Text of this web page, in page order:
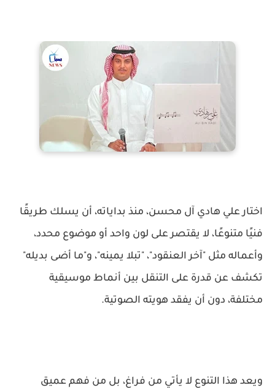
اختار علي هادي آل محسن، منذ بداياته، أن يسلك طريقًا
فنيًا متنوعًا، لا يقتصر على لون واحد أو موضوع محدد،
وأعماله مثل "آخر العنقود"، "تبلا يمينه"، و"ما أضى بديله"
تكشف عن قدرة على التنقل بين أنماط موسيقية
مختلفة، دون أن يفقد هويته الصوتية.
ويعد هذا التنوع لا يأتي من فراغ، بل من فهم عميق